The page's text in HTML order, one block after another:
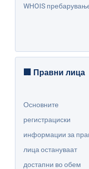
WHOIS
🏢 Правни лица
Основните
регистрациски
информации за
лица остануваат
достапни во обем